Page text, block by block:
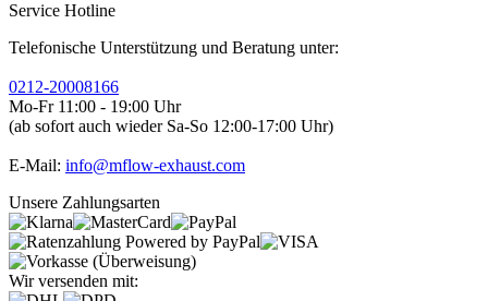
Service Hotline
Telefonische Unterstützung und Beratung unter:
0212-20008166
Mo-Fr 11:00 - 19:00 Uhr
(ab sofort auch wieder Sa-So 12:00-17:00 Uhr)
E-Mail: info@mflow-exhaust.com
Unsere Zahlungsarten
Wir versenden mit: